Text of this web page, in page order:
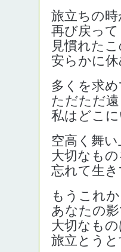
旅立ちの
再び戻っ
見慣れた
安らかに
多くを求
ただただ
私はどこ
空高く舞
大切なも
忘れて生
もうこれ
あなたの
大切なも
旅立とう